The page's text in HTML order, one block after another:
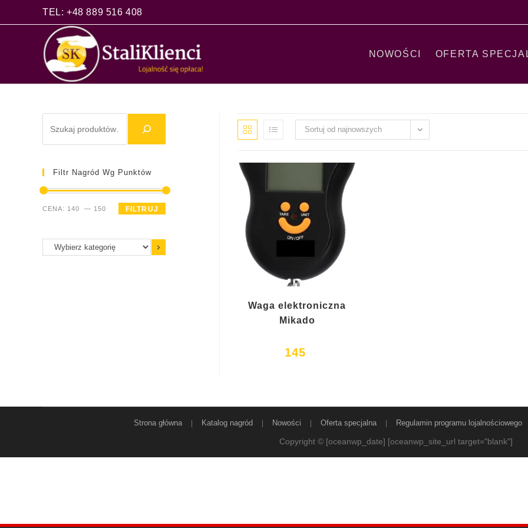
TEL: +48 889 516 408
NOWOŚCI OFERTA
Filtr Nagród Wg Punktów
FILTRUJ
CENA: 140 — 150
Sortuj od najnowszych
Waga elektroniczna
Mikado
145
Strona główna Katalog nagród Nowości Oferta specjalna Regulamin programu lojalnościowego
Copyright © [oceanwp_date] [oceanwp_site_url target="blank"]